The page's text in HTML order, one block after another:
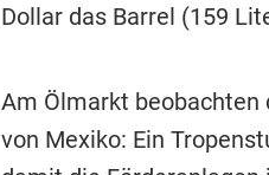
Dollar das Barrel (159
Am Ölmarkt beobachten
von Mexiko: Ein